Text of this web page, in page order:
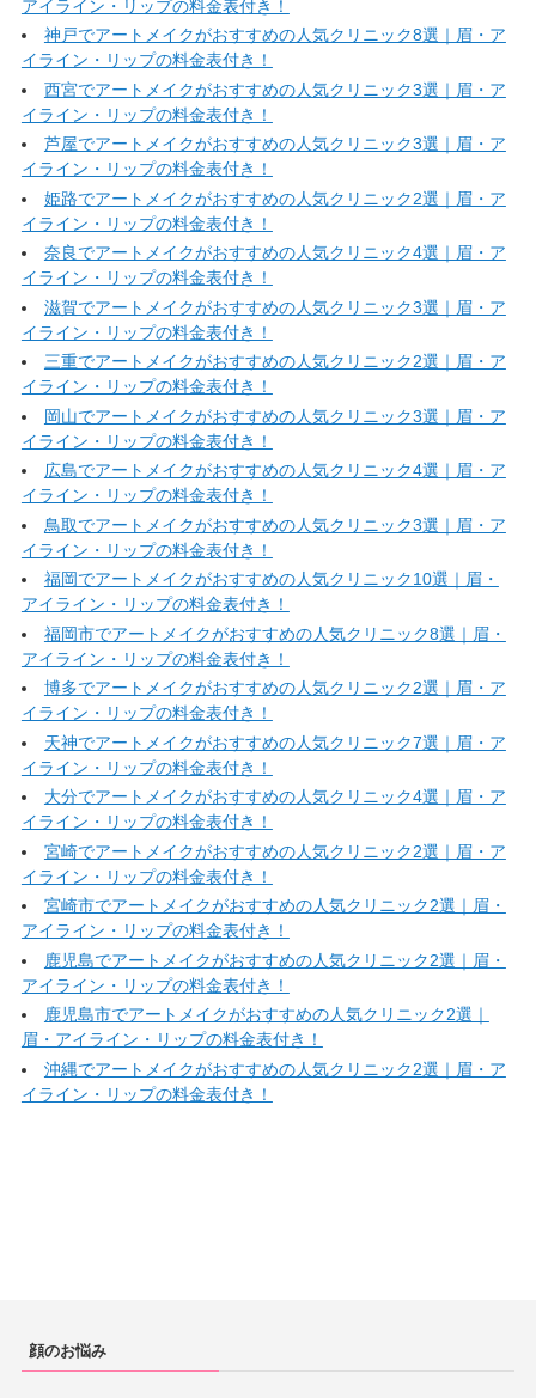
アイライン・リップの料金表付き！
神戸でアートメイクがおすすめの人気クリニック8選｜眉・ア
イライン・リップの料金表付き！
西宮でアートメイクがおすすめの人気クリニック3選｜眉・ア
イライン・リップの料金表付き！
芦屋でアートメイクがおすすめの人気クリニック3選｜眉・ア
イライン・リップの料金表付き！
姫路でアートメイクがおすすめの人気クリニック2選｜眉・ア
イライン・リップの料金表付き！
奈良でアートメイクがおすすめの人気クリニック4選｜眉・ア
イライン・リップの料金表付き！
滋賀でアートメイクがおすすめの人気クリニック3選｜眉・ア
イライン・リップの料金表付き！
三重でアートメイクがおすすめの人気クリニック2選｜眉・ア
イライン・リップの料金表付き！
岡山でアートメイクがおすすめの人気クリニック3選｜眉・ア
イライン・リップの料金表付き！
広島でアートメイクがおすすめの人気クリニック4選｜眉・ア
イライン・リップの料金表付き！
鳥取でアートメイクがおすすめの人気クリニック3選｜眉・ア
イライン・リップの料金表付き！
福岡でアートメイクがおすすめの人気クリニック10選｜眉・
アイライン・リップの料金表付き！
福岡市でアートメイクがおすすめの人気クリニック8選｜眉・
アイライン・リップの料金表付き！
博多でアートメイクがおすすめの人気クリニック2選｜眉・ア
イライン・リップの料金表付き！
天神でアートメイクがおすすめの人気クリニック7選｜眉・ア
イライン・リップの料金表付き！
大分でアートメイクがおすすめの人気クリニック4選｜眉・ア
イライン・リップの料金表付き！
宮崎でアートメイクがおすすめの人気クリニック2選｜眉・ア
イライン・リップの料金表付き！
宮崎市でアートメイクがおすすめの人気クリニック2選｜眉・
アイライン・リップの料金表付き！
鹿児島でアートメイクがおすすめの人気クリニック2選｜眉・
アイライン・リップの料金表付き！
鹿児島市でアートメイクがおすすめの人気クリニック2選｜
眉・アイライン・リップの料金表付き！
沖縄でアートメイクがおすすめの人気クリニック2選｜眉・ア
イライン・リップの料金表付き！
顔のお悩み